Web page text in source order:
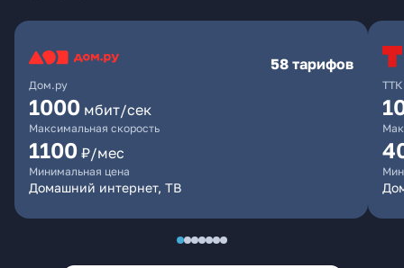
Дом.ру
58 тарифов
1000 мбит/сек
Максимальная скорость
1100 ₽/мес
Минимальная цена
Домашний интернет, ТВ
ТТК